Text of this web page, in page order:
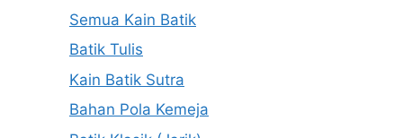
Semua Kain Batik
Batik Tulis
Kain Batik Sutra
Bahan Pola Kemeja